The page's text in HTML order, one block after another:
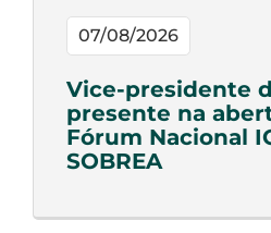
07/08/2026
Vice-presidente
presente na
Fórum Nacional
SOBREA